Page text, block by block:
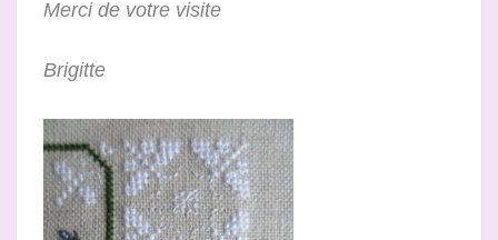
Merci de votre visite
Brigitte